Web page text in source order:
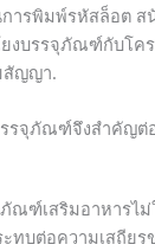
ารพิมพ์รหัสล็อต ส
งบรรจุภัณฑ์กับโคร
สัญญา.
รจุภัณฑ์จึงสำคัญ
ฑ์เสริมอาหารไม่
ะทบต่อความเสถีย